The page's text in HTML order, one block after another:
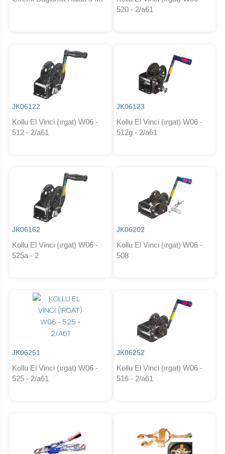
520 - 2/a61
JK06122
Kollu El Vinci (ırgat) W06 -
512 - 2/a61
JK06123
Kollu El Vinci (ırgat) W06 -
512g - 2/a61
JK06162
Kollu El Vinci (ırgat) W06 -
525a - 2
JK06202
Kollu El Vinci (ırgat) W06 -
508
JK06251
Kollu El Vinci (ırgat) W06 -
525 - 2/a61
JK06252
Kollu El Vinci (ırgat) W06 -
516 - 2/a61